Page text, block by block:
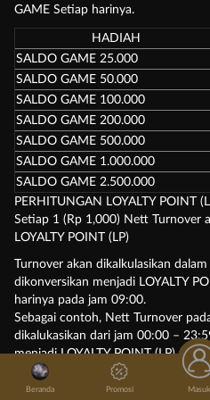
GAME Setiap harinya.
HADIAH
SALDO GAME 25.000
SALDO GAME 50.000
SALDO GAME 100.000
SALDO GAME 200.000
SALDO GAME 500.000
SALDO GAME 1.000.000
SALDO GAME 2.500.000
PERHITUNGAN LOYALTY POINT
Setiap 1 (Rp 1,000) Nett Turnover
LOYALTY POINT (LP)
Turnover akan dikalkulasikan
dikonversikan menjadi LOYALTY
harinya pada jam 09:00.
Sebagai contoh, Nett Turnover
dikalukasikan dari jam 00:00 –
menjadi LOYALTY POINT (LP) di
09:00.
Beranda Promosi Masuk